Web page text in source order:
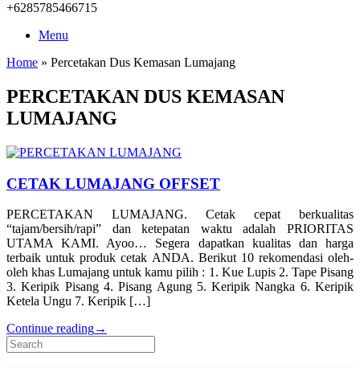
+6285785466715
Menu
Home » Percetakan Dus Kemasan Lumajang
PERCETAKAN DUS KEMASAN
LUMAJANG
CETAK LUMAJANG OFFSET
PERCETAKAN LUMAJANG. Cetak cepat berkualitas
“tajam/bersih/rapi” dan ketepatan waktu adalah PRIORITAS
UTAMA KAMI. Ayoo… Segera dapatkan kualitas dan harga
terbaik untuk produk cetak ANDA. Berikut 10 rekomendasi oleh-
oleh khas Lumajang untuk kamu pilih : 1. Kue Lupis 2. Tape Pisang
3. Keripik Pisang 4. Pisang Agung 5. Keripik Nangka 6. Keripik
Ketela Ungu 7. Keripik […]
Continue reading→
Search
for: